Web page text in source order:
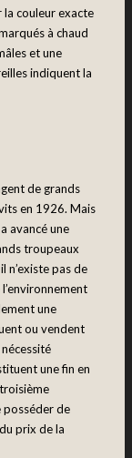
la couleur exacte
à chaud
et une
indiquent la
de grands
en 1926. Mais
avancé une
troupeaux
n’existe pas de
une
ou vendent
une fin en
posséder de
prix de la